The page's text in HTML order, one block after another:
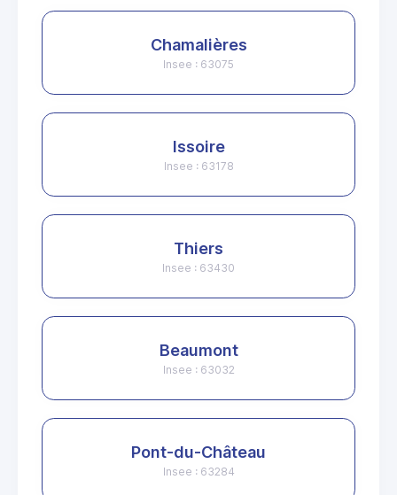
Chamalières
Insee : 63075
Issoire
Insee : 63178
Thiers
Insee : 63430
Beaumont
Insee : 63032
Pont-du-Château
Insee : 63284